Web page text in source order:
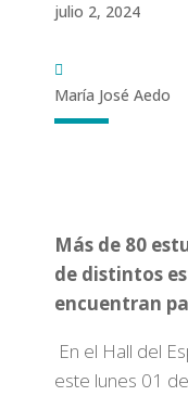
julio 2, 2024
María José Aedo
Más de 80
de distintos
encuentran
En el Hall del
este lunes 01